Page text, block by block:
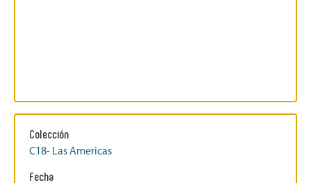
Colección
C18- Las Americas
Fecha